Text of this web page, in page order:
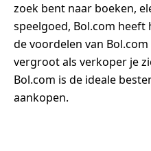
zoek bent naar boeken,
speelgoed, Bol.com
de voordelen van
vergroot als verkoper je
Bol.com is de ideale
aankopen.